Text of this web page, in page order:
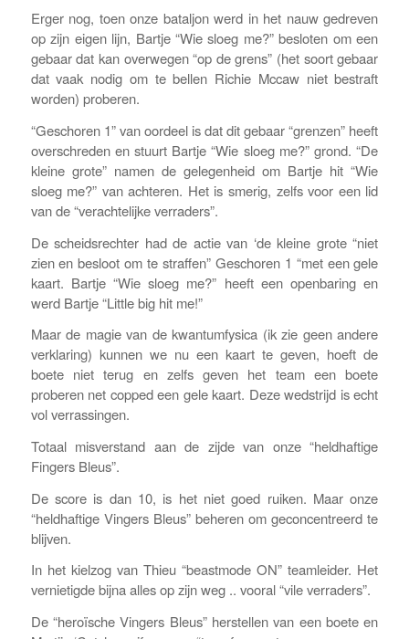
Erger nog, toen onze bataljon werd in het nauw gedreven
op zijn eigen lijn, Bartje “Wie sloeg me?” besloten om een
gebaar dat kan overwegen “op de grens” (het soort gebaar
dat vaak nodig om te bellen Richie Mccaw niet bestraft
worden) proberen.
“Geschoren 1” van oordeel is dat dit gebaar “grenzen” heeft
overschreden en stuurt Bartje “Wie sloeg me?” grond. “De
kleine grote” namen de gelegenheid om Bartje hit “Wie
sloeg me?” van achteren. Het is smerig, zelfs voor een lid
van de “verachtelijke verraders”.
De scheidsrechter had de actie van ‘de kleine grote “niet
zien en besloot om te straffen” Geschoren 1 “met een gele
kaart. Bartje “Wie sloeg me?” heeft een openbaring en
werd Bartje “Little big hit me!”
Maar de magie van de kwantumfysica (ik zie geen andere
verklaring) kunnen we nu een kaart te geven, hoeft de
boete niet terug en zelfs geven het team een boete
proberen net copped een gele kaart. Deze wedstrijd is echt
vol verrassingen.
Totaal misverstand aan de zijde van onze “heldhaftige
Fingers Bleus”.
De score is dan 10, is het niet goed ruiken. Maar onze
“heldhaftige Vingers Bleus” beheren om geconcentreerd te
blijven.
In het kielzog van Thieu “beastmode ON” teamleider. Het
vernietigde bijna alles op zijn weg .. vooral “vile verraders”.
De “heroïsche Vingers Bleus” herstellen van een boete en